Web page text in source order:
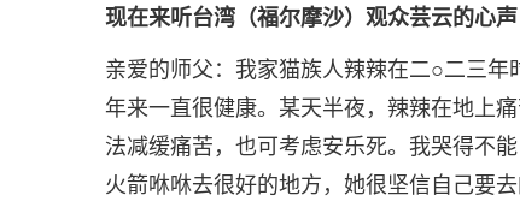
现在来听台湾（福尔摩沙）观众芸云的心声
亲爱的师父：我家猫族人辣辣在二○二三
年来一直很健康。某天半夜，辣辣在地上
法减缓痛苦，也可考虑安乐死。我哭得不
火箭咻咻去很好的地方，她很坚信自己要